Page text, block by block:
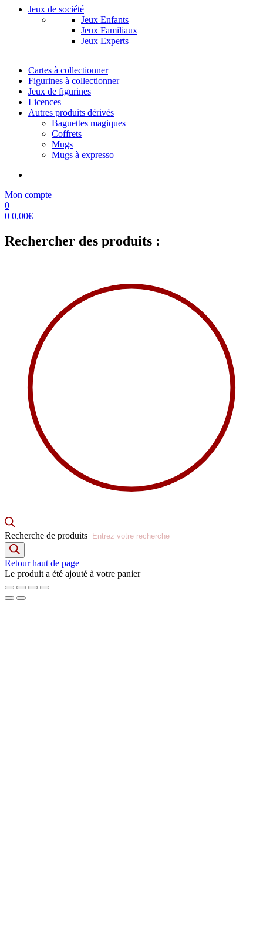
Jeux de société
Jeux Enfants
Jeux Familiaux
Jeux Experts
Cartes à collectionner
Figurines à collectionner
Jeux de figurines
Licences
Autres produits dérivés
Baguettes magiques
Coffrets
Mugs
Mugs à expresso
Mon compte
0
0 0,00€
Rechercher des produits :
Recherche de produits
Retour haut de page
Le produit a été ajouté à votre panier